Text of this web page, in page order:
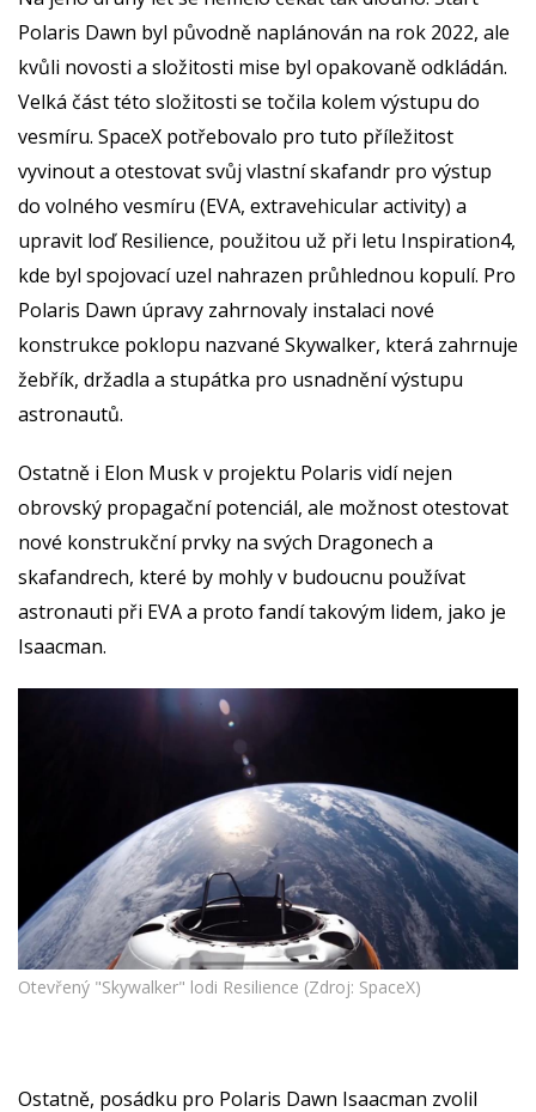
Polaris Dawn byl původně naplánován na rok 2022, ale
kvůli novosti a složitosti mise byl opakovaně odkládán.
Velká část této složitosti se točila kolem výstupu do
vesmíru. SpaceX potřebovalo pro tuto příležitost
vyvinout a otestovat svůj vlastní skafandr pro výstup
do volného vesmíru (EVA, extravehicular activity) a
upravit loď Resilience, použitou už při letu Inspiration4,
kde byl spojovací uzel nahrazen průhlednou kopulí. Pro
Polaris Dawn úpravy zahrnovaly instalaci nové
konstrukce poklopu nazvané Skywalker, která zahrnuje
žebřík, držadla a stupátka pro usnadnění výstupu
astronautů.
Ostatně i Elon Musk v projektu Polaris vidí nejen
obrovský propagační potenciál, ale možnost otestovat
nové konstrukční prvky na svých Dragonech a
skafandrech, které by mohly v budoucnu používat
astronauti při EVA a proto fandí takovým lidem, jako je
Isaacman.
Otevřený "Skywalker" lodi Resilience (Zdroj: SpaceX)
Ostatně, posádku pro Polaris Dawn Isaacman zvolil